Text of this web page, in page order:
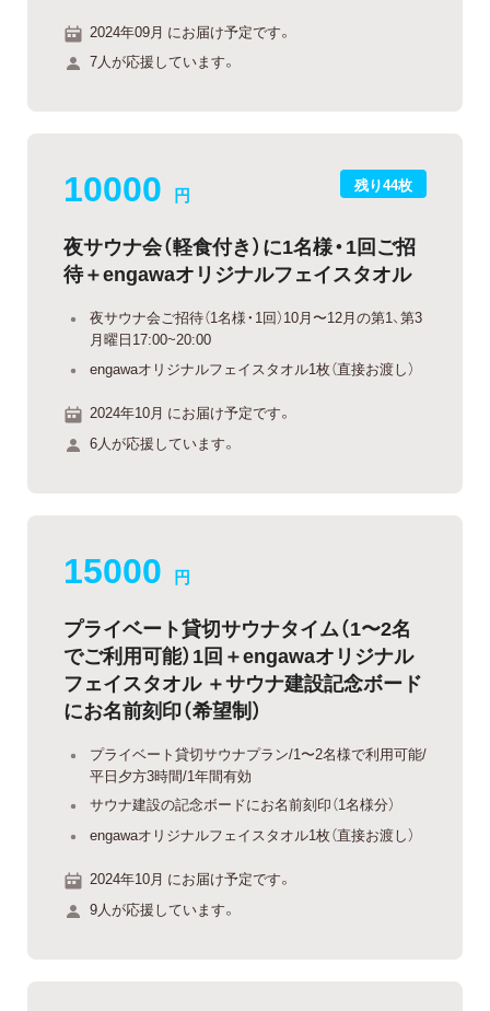
2024年09月 にお届け予定です。
7人が応援しています。
残り44枚
10000 円
夜サウナ会（軽食付き）に1名様・1回ご招
待＋engawaオリジナルフェイスタオル
夜サウナ会ご招待（1名様・1回）10月〜12月の第1、第3
月曜日17:00~20:00
engawaオリジナルフェイスタオル1枚（直接お渡し）
2024年10月 にお届け予定です。
6人が応援しています。
15000 円
プライベート貸切サウナタイム（1〜2名
でご利用可能）1回＋engawaオリジナル
フェイスタオル ＋サウナ建設記念ボード
にお名前刻印（希望制）
プライベート貸切サウナプラン/1〜2名様で利用可能/
平日夕方3時間/1年間有効
サウナ建設の記念ボードにお名前刻印（1名様分）
engawaオリジナルフェイスタオル1枚（直接お渡し）
2024年10月 にお届け予定です。
9人が応援しています。